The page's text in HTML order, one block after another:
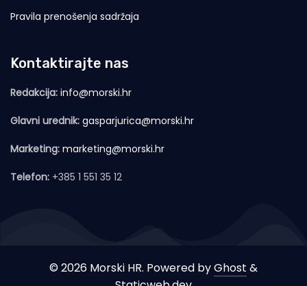
Pravila prenošenja sadržaja
Kontaktirajte nas
Redakcija: info@morski.hr
Glavni urednik: gasparjurica@morski.hr
Marketing: marketing@morski.hr
Telefon: +385 1 551 35 12
© 2026 Morski HR. Powered byGhost &